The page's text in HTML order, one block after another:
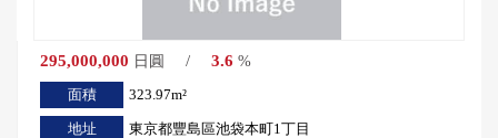
295,000,000 日圓 / 3.6 %
面積
323.97m²
地址 東京都豐島區池袋本町1丁目